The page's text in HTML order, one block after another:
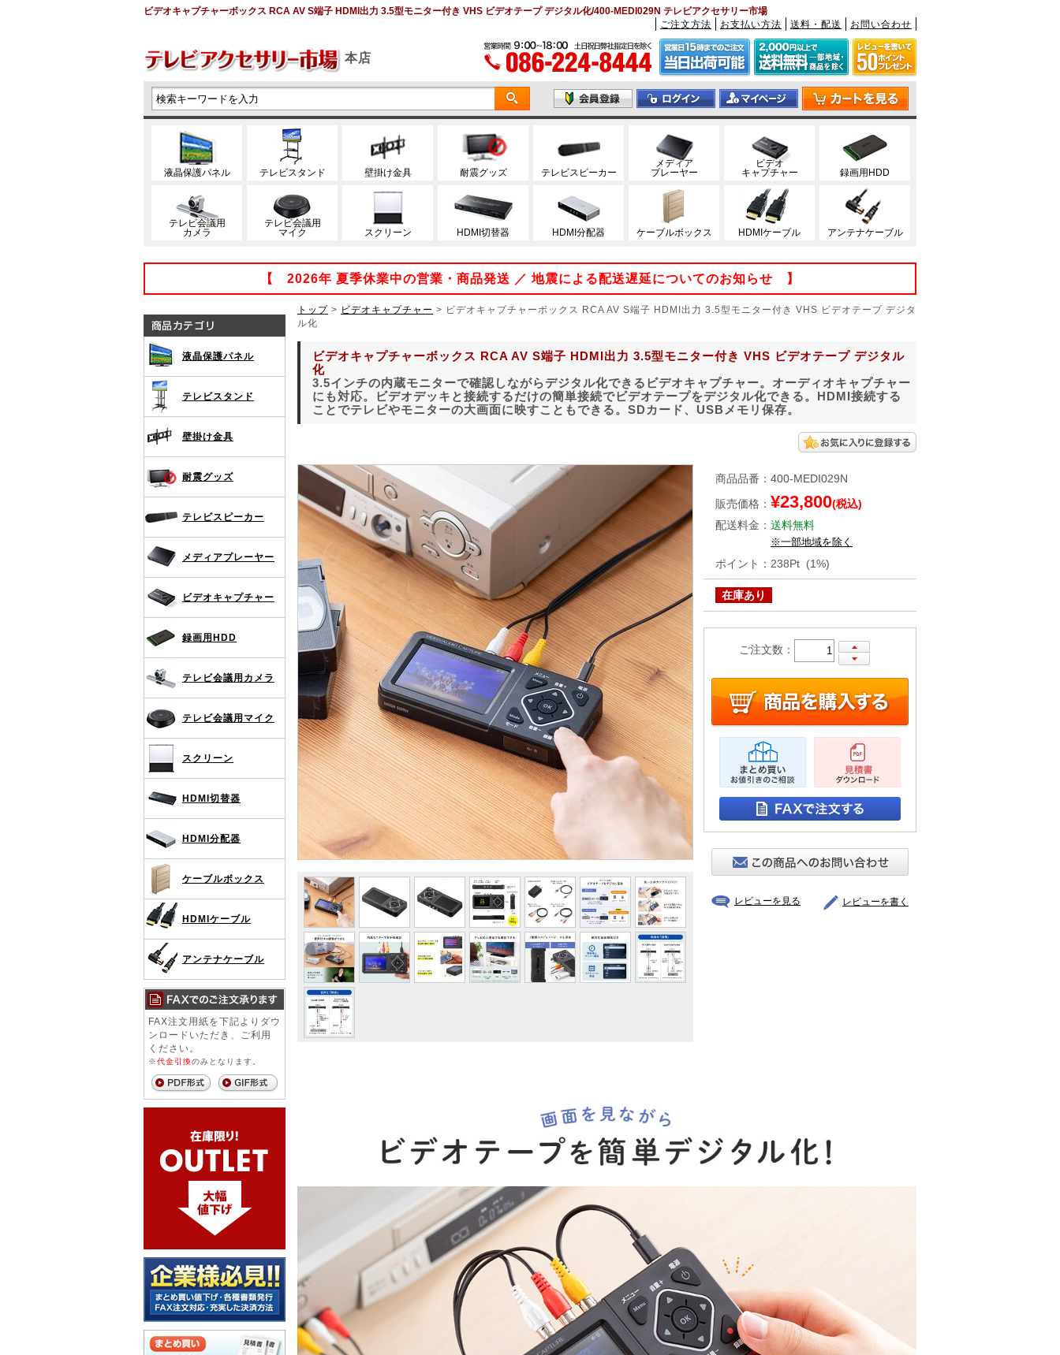
ビデオキャプチャーボックス RCA AV S端子 HDMI出力 3.5型モニター付き VHS ビデオテープ デジタル化/400-MEDI029N テレビアクセサリー市場
ご注文方法
お支払い方法 送料・配送 お問い合わせ
本店
液晶保護パネル テレビスタンド 壁掛け金具 耐震グッズ テレビスピーカー
メディア
プレーヤー
ビデオ
キャプチャー
録画用HDD
テレビ会議用
カメラ
テレビ会議用
マイク
スクリーン HDMI切替器 HDMI分配器 ケーブルボックス HDMIケーブル アンテナケーブル
【 2026年 夏季休業中の営業・商品発送 ／ 地震による配送遅延についてのお知らせ 】
液晶保護パネル
テレビスタンド
壁掛け金具
耐震グッズ
テレビスピーカー
メディアプレーヤー
ビデオキャプチャー
録画用HDD
テレビ会議用カメラ
テレビ会議用マイク
スクリーン
HDMI切替器
HDMI分配器
ケーブルボックス
HDMIケーブル
アンテナケーブル
FAX注文用紙を下記よりダウ
ンロードいただき、ご利用
ください。
※代金引換のみとなります。
トップ > ビデオキャプチャー > ビデオキャプチャーボックス RCA AV S端子 HDMI出力 3.5型モニター付き VHS ビデオテープ デジタ
ル化
ビデオキャプチャーボックス RCA AV S端子 HDMI出力 3.5型モニター付き VHS ビデオテープ デジタル
化
3.5インチの内蔵モニターで確認しながらデジタル化できるビデオキャプチャー。オーディオキャプチャー
にも対応。ビデオデッキと接続するだけの簡単接続でビデオテープをデジタル化できる。HDMI接続する
ことでテレビやモニターの大画面に映すこともできる。SDカード、USBメモリ保存。
商品品番 ： 400-MEDI029N
販売価格 ： ¥23,800(税込)
配送料金 ： 送料無料
※一部地域を除く
ポイント ： 238Pt (1%)
在庫あり
ご注文数：
レビューを見る レビューを書く